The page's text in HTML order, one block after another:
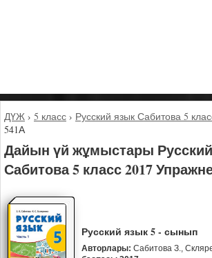
ДҮЖ › 5 класс › Русский язык Сабитова 5
541А
Дайын үй жұмыстары
Сабитова 5 класс 2017
Русский язык 5 - сынып
Авторлары: Сабитова З.,